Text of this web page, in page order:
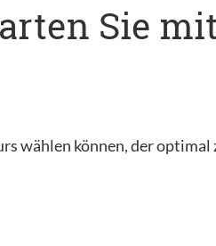
Sie
wählen können, der optimal